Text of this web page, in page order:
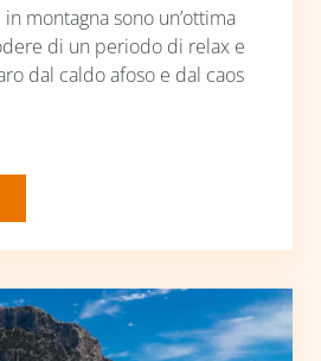
montagna sono un’ottima
di un periodo di relax e
dal caldo afoso e dal caos